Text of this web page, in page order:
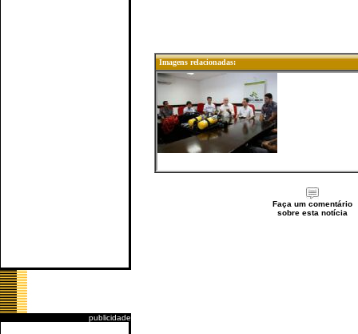
publicidade
Imagens relacionadas:
Faça um comentário
sobre esta notícia